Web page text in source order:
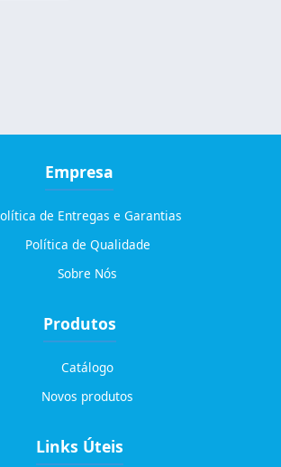
Empresa
de Entregas e Garantias
Política de Qualidade
Sobre Nós
Produtos
Catálogo
Novos produtos
Links Úteis